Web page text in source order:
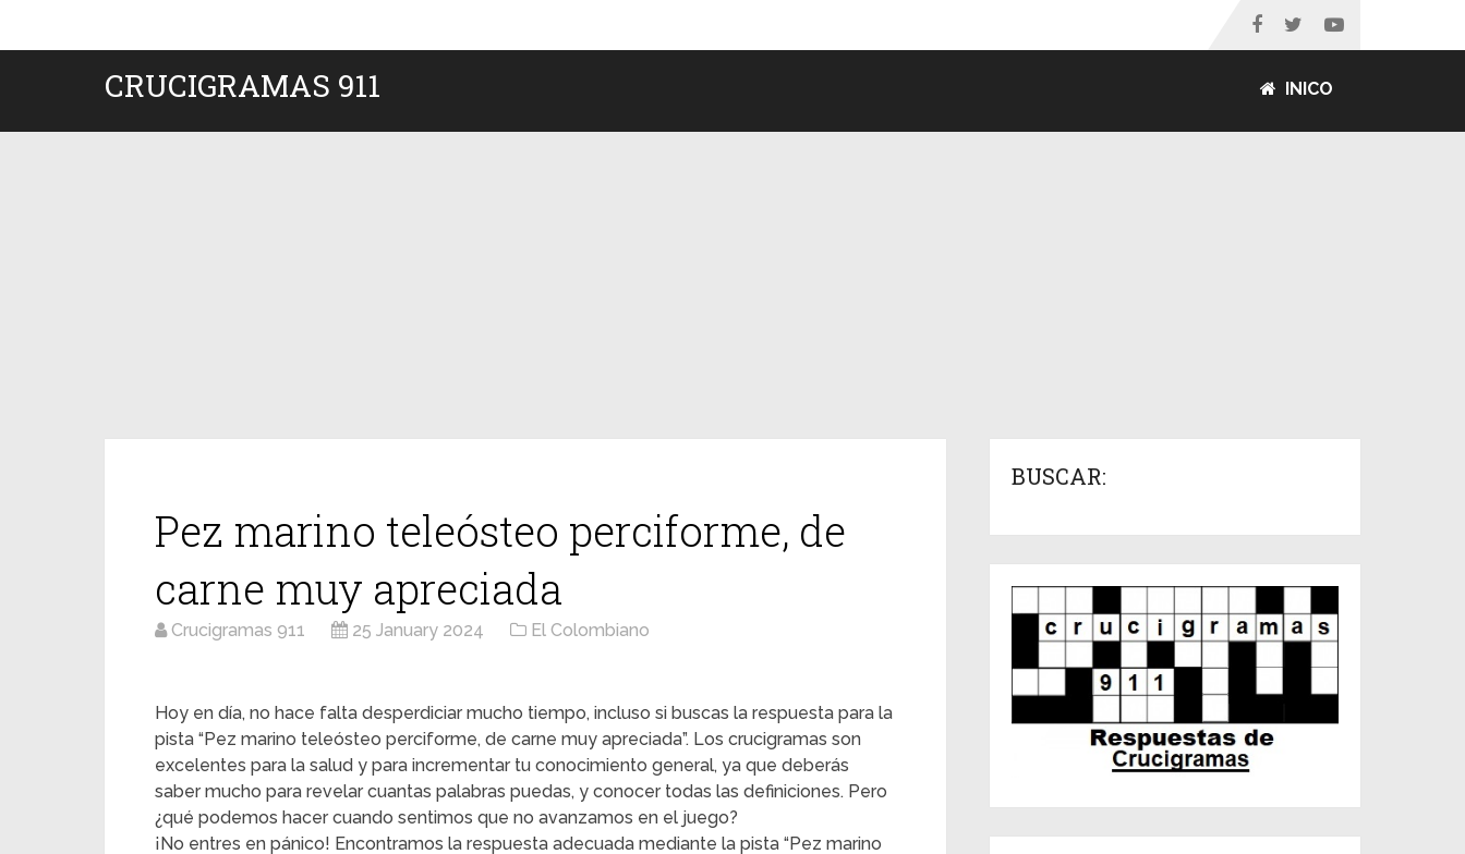
CRUCIGRAMAS 911 INICO
Pez marino teleósteo perciforme, de
carne muy apreciada
Crucigramas 911 25 January 2024 El Colombiano
Hoy en día, no hace falta desperdiciar mucho tiempo, incluso si buscas la respuesta para la
pista “Pez marino teleósteo perciforme, de carne muy apreciada”. Los crucigramas son
excelentes para la salud y para incrementar tu conocimiento general, ya que deberás
saber mucho para revelar cuantas palabras puedas, y conocer todas las definiciones. Pero
¿qué podemos hacer cuando sentimos que no avanzamos en el juego?
¡No entres en pánico! Encontramos la respuesta adecuada mediante la pista “Pez marino
BUSCAR: